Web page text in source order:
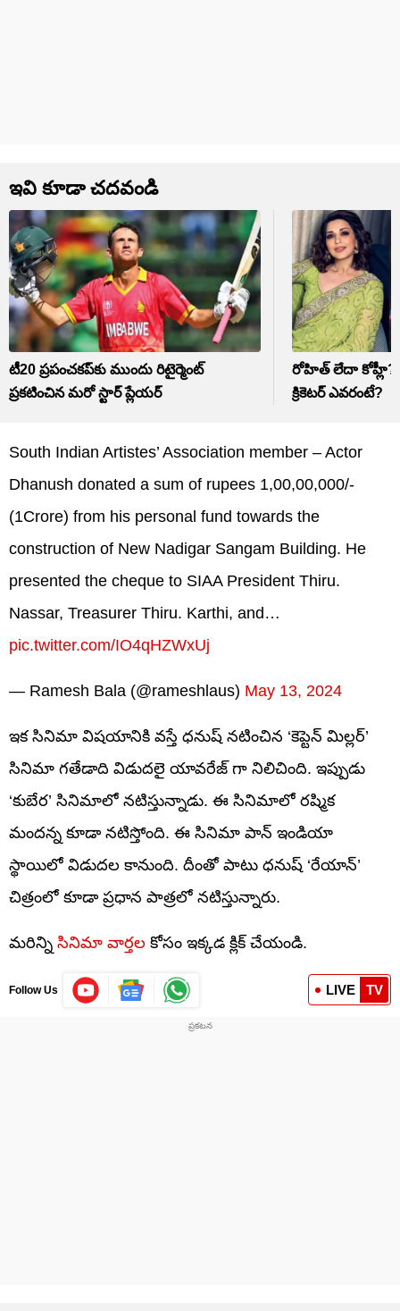
ఇవి కూడా చదవండి
టీ20 ప్రపంచకప్‌కు ముందు రిటైర్మెంట్
ప్రకటించిన మరో స్టార్ ప్లేయర్
రోహిత్ లేదా కోహ్లీ?
క్రికెటర్ ఎవరంటే?
South Indian Artistes’ Association member – Actor
Dhanush donated a sum of rupees 1,00,00,000/-
(1Crore) from his personal fund towards the
construction of New Nadigar Sangam Building. He
presented the cheque to SIAA President Thiru.
Nassar, Treasurer Thiru. Karthi, and…
pic.twitter.com/IO4qHZWxUj
— Ramesh Bala (@rameshlaus) May 13, 2024
ఇక సినిమా విషయానికి వస్తే ధనుష్ నటించిన ‘కెప్టెన్ మిల్లర్’
సినిమా గతేడాది విడుదలై యావరేజ్ గా నిలిచింది. ఇప్పుడు
‘కుబేర’ సినిమాలో నటిస్తున్నాడు. ఈ సినిమాలో రష్మిక
మందన్న కూడా నటిస్తోంది. ఈ సినిమా పాన్ ఇండియా
స్థాయిలో విడుదల కానుంది. దీంతో పాటు ధనుష్ ‘రేయాన్’
చిత్రంలో కూడా ప్రధాన పాత్రలో నటిస్తున్నారు.
మరిన్ని సినిమా వార్తల కోసం ఇక్కడ క్లిక్ చేయండి.
Follow Us LIVE TV